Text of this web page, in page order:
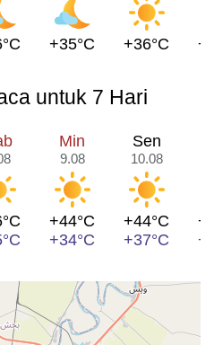
+35°C +36°C
untuk 7 Hari
Min
9.08
+44°C
+34°C
Sen
10.08
+44°C
+37°C